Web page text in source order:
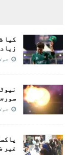
کیا
جولائی
جولائی
غیر